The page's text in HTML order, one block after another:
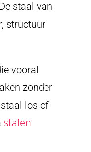
staal van
structuur
vooral
zonder
los of
stalen